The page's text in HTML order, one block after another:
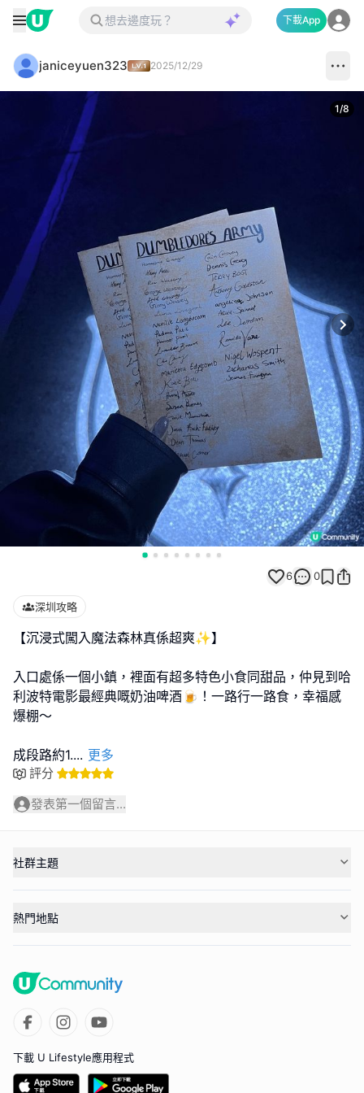
下載App
janiceyuen323 2025/12/29
1/8
6 0
深圳攻略
【沉浸式闖入魔法森林真係超爽✨】
入口處係一個小鎮，裡面有超多特色小食同甜品，仲見到哈
利波特電影最經典嘅奶油啤酒🍺！一路行一路食，幸福感
爆棚～
成段路約1.... 更多
評分
發表第一個留言...
社群主題
熱門地點
下載 U Lifestyle應用程式